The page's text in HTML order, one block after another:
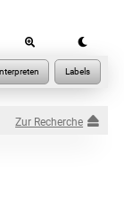
Zur Recherche